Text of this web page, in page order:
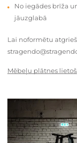
No iegādes brīža
jāuzglabā
Lai noformētu
Mēbeļu plātnes